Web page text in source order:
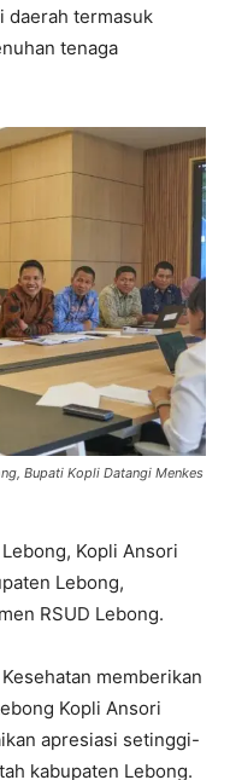
daerah termasuk
tenaga
Bupati Kopli Datangi Menkes
Kopli Ansori
Lebong,
RSUD Lebong.
memberikan
Kopli Ansori
apresiasi setinggi-
kabupaten Lebong.